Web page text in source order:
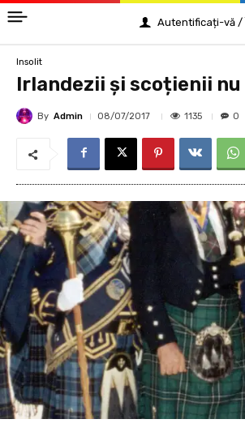
Autentificați-vă /
Insolit
Irlandezii și scoțienii
By Admin 08/07/2017 1135 0